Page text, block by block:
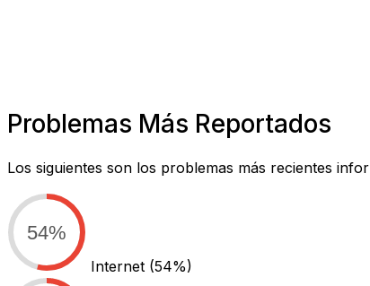
Problemas Más Reportados
Los siguientes son los problemas más recientes
54%
Internet (54%)